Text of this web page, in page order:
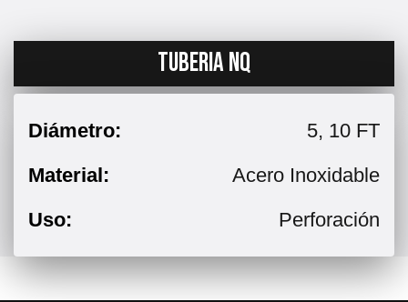
TUBERIA NQ
Diámetro:
5, 10 FT
Material:
Acero Inoxidable
Uso:
Perforación